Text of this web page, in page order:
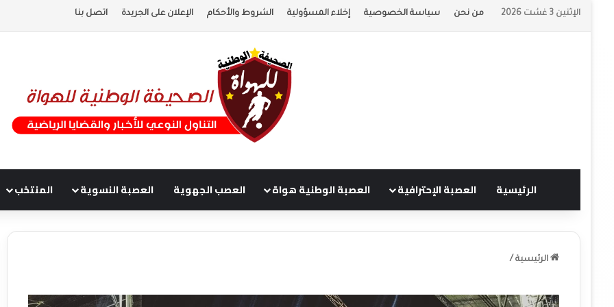
الإثنين 3 غشت 2026 من نحن سياسة الخصوصية إخلاء المسؤولية الشروط والأحكام الإعلان على الجريدة اتصل بنا
الرئيسية العصبة الإحترافية العصبة الوطنية هواة العصب الجهوية العصبة النسوية المنتخب
الرئيسية /